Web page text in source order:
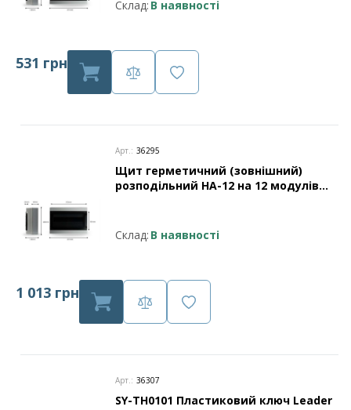
Склад: В наявності
531 грн
Арт.: 36295
Щит герметичний (зовнішний)
розподільний HA-12 на 12 модулів
Склад: В наявності
1 013 грн
Арт.: 36307
SY-TH0101 Пластиковий ключ Leader